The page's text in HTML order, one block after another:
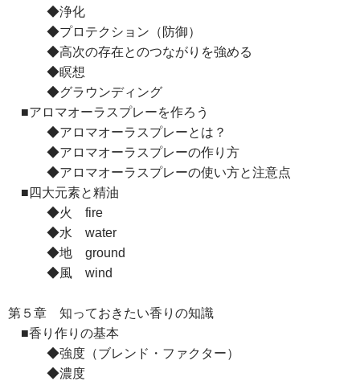
◆浄化
◆プロテクション（防御）
◆高次の存在とのつながりを強める
◆瞑想
◆グラウンディング
■アロマオーラスプレーを作ろう
◆アロマオーラスプレーとは？
◆アロマオーラスプレーの作り方
◆アロマオーラスプレーの使い方と注意点
■四大元素と精油
◆火 fire
◆水 water
◆地 ground
◆風 wind
第５章 知っておきたい香りの知識
■香り作りの基本
◆強度（ブレンド・ファクター）
◆濃度